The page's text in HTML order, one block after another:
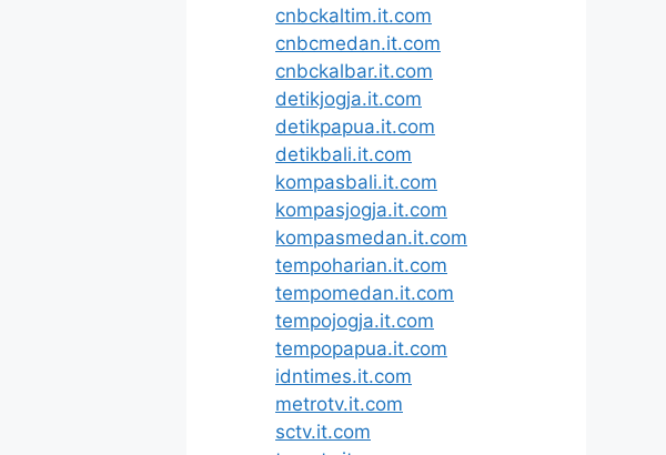
cnbckaltim.it.com
cnbcmedan.it.com
cnbckalbar.it.com
detikjogja.it.com
detikpapua.it.com
detikbali.it.com
kompasbali.it.com
kompasjogja.it.com
kompasmedan.it.com
tempoharian.it.com
tempomedan.it.com
tempojogja.it.com
tempopapua.it.com
idntimes.it.com
metrotv.it.com
sctv.it.com